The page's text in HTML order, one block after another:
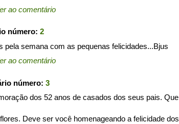
ao comentário
número: 2
pela semana com as pequenas felicidades...Bjus
ao comentário
número: 3
dos 52 anos de casados dos seus pais. Que
Deve ser você homenageando a felicidade dos